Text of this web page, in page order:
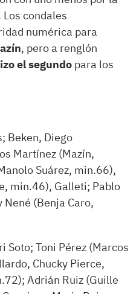
Los condales
numérica para
, pero a renglón
el segundo para los
Beken, Diego
Martínez (Mazín,
Suárez, min.66),
min.46), Galleti; Pablo
(Benja Caro,
Soto; Toni Pérez (Marcos
Chucky Pierce,
Adrián Ruiz (Guille